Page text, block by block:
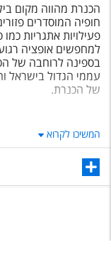
הכנרת מהווה מקום
חופיה המוסדרים
פעילויות אתגריות
למחפשים אופציה
בספינה לרוחבה של
עממי הגדול בישראל
של הכנרת.
ג'יפים, ספורט ימי
סקי מים, שיט בכנרת,
בטבריה העתיקה, חמי
ביקור במרכז העיר בו
במסעדות, בתי קפה,
המשיכו לקרוא